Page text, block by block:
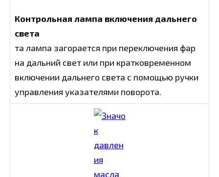
Контрольная лампа включения дальнего
света
та лампа загорается при переключения фар
на дальний свет или при кратковременном
включении дальнего света с помощью ручки
управления указателями поворота.